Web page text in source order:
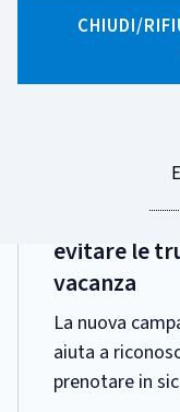
CHIUDI/
52 risultati di
26 GIUGNO
I consigli
evitare le
vacanza
La nuova
aiuta a
prenotare in